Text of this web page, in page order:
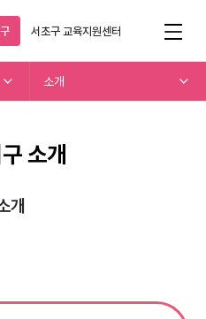
서초구교육지원센터
소개
소개
개​